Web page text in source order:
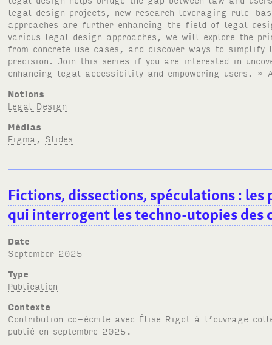
legal design projects, new research leveraging rule-
approaches are further enhancing the field of legal
various legal design approaches, we will explore the
from concrete use cases, and discover ways to
precision. Join this series if you are interested in
enhancing legal accessibility and empowering users. »
Notions
Legal Design
Médias
Figma , Slides
Fictions, dissections, spéculations :
qui interrogent les techno-utopies des
Date
September 2025
Type
Publication
Contexte
Contribution co-écrite avec Élise Rigot à l’ouvrage
publié en septembre 2025.